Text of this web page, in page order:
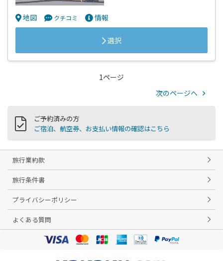
地図 クチコミ 情報
選択
1ページ
次のページへ
ご予約済みの方
ご宿泊、航空券、お支払い情報の確認はこちら
旅行業約款
旅行条件書
プライバシーポリシー
よくある質問